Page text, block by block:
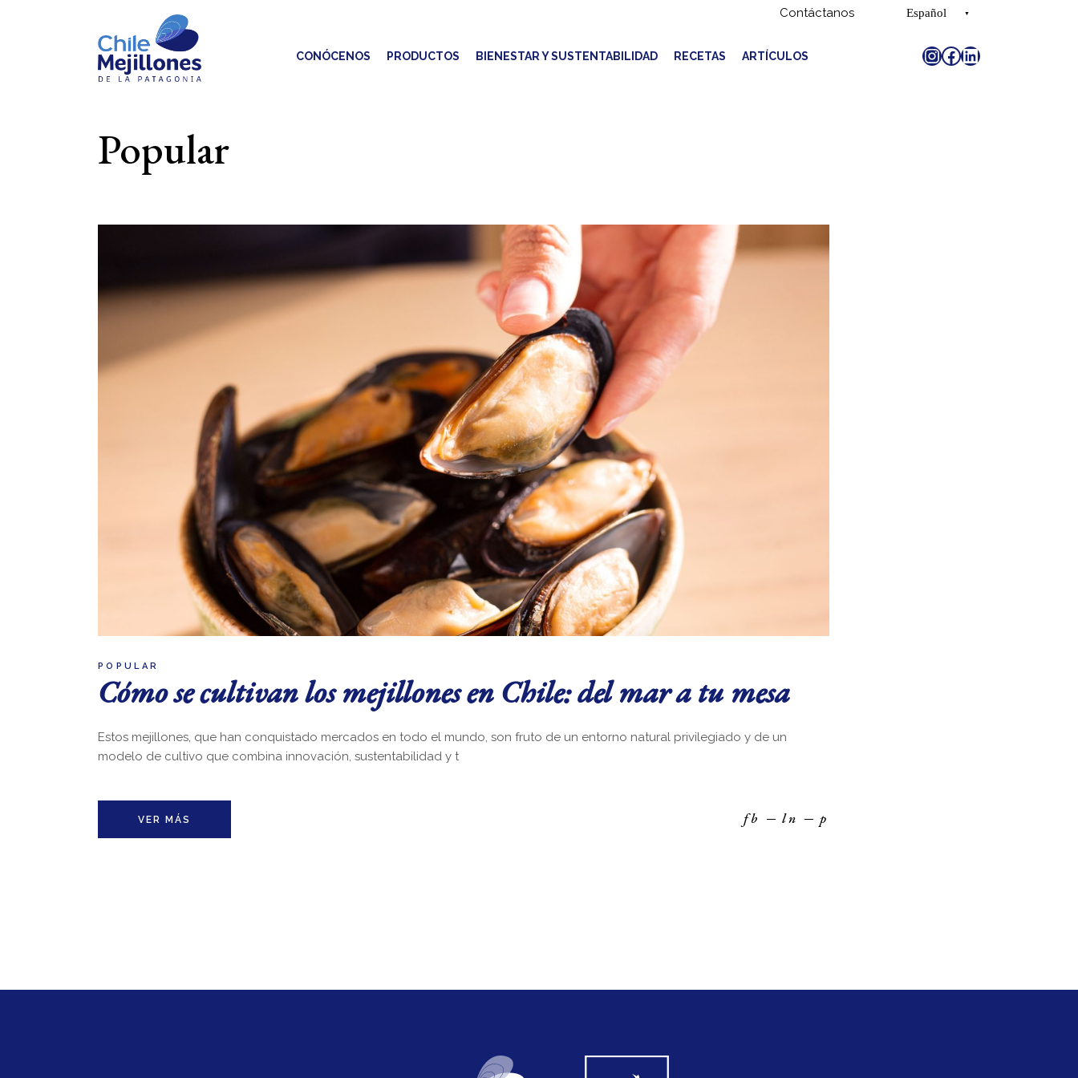
Contáctanos
Español
Chino
CONÓCENOS PRODUCTOS BIENESTAR Y SUSTENTABILIDAD RECETAS ARTÍCULOS Instagram
Facebook
LinkedIn
Popular
POPULAR
Cómo se cultivan los mejillones en Chile: del mar a tu mesa
Estos mejillones, que han conquistado mercados en todo el mundo, son fruto de un entorno natural privilegiado y de un
modelo de cultivo que combina innovación, sustentabilidad y t
VER MÁS fb ln p